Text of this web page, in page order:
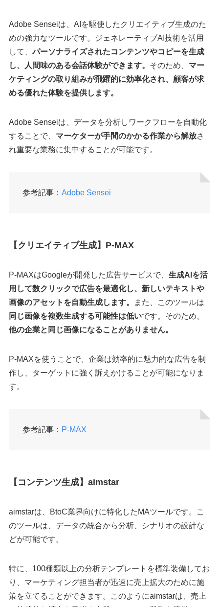
Adobe Senseiは、AIを駆使したクリエイティブ生成のた
めの強力なツールです。ジェネレーティブAI技術を活用
して、パーソナライズされたコンテンツやコピーを生成
し、人間味のある会話体験ができます。 そのため、 マー
ケティングの取り組みが飛躍的に効率化され、顧客が求
める優れた体験を提供します。
Adobe Senseiは、データを分析しワークフローを自動化
することで、 マーケターが手間のかかる作業から解放さ
れ重要な業務に集中することが可能です。
参考記事： Adobe Sensei
【クリエイティブ生成】P-MAX
P-MAXはGoogleが開発した広告サービスで、 生成AIを活
用して数クリックで広告を最適化し、新しいテキストや
画像のアセットを自動生成します。
また、このツールは
同じ画像を複数生成する可能性は低いです。そのため、
他の企業と同じ画像になることがありません。
P-MAXを使うことで、企業は効率的に魅力的な広告を制
作し、ターゲットに強く訴えかけることが可能になりま
す。
参考記事： P-MAX
【コンテンツ生成】aimstar
aimstarは、BtoC業界向けに特化したMAツールです。こ
のツールは、データの統合から分析、シナリオの設計な
どが可能です。
特に、100種類以上の分析テンプレートを標準装備してお
り、マーケティング担当者が迅速に売上拡大のために施
策を立てることができます。このようにaimstarは、売上